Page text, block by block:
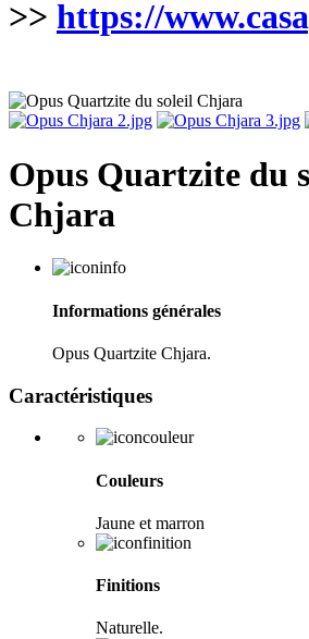
>> https://
Opus Quartzite du
Chjara
Informations générales
Opus Quartzite Chjara.
Caractéristiques
Couleurs
Jaune et marron
Finitions
Naturelle.